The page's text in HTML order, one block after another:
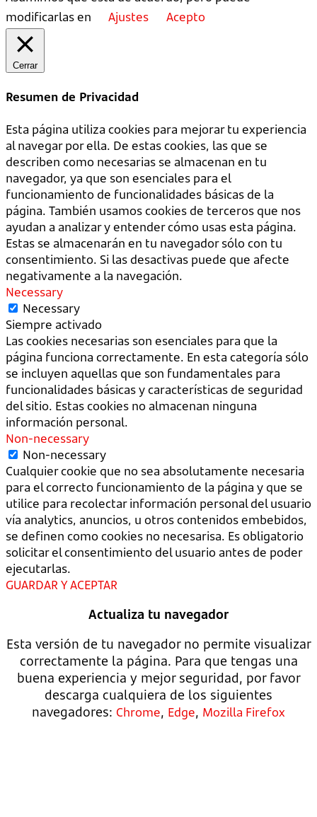
modificarlas en
Ajustes Acepto
Cerrar
Resumen de Privacidad
Esta página utiliza cookies para mejorar tu experiencia
al navegar por ella. De estas cookies, las que se
describen como necesarias se almacenan en tu
navegador, ya que son esenciales para el
funcionamiento de funcionalidades básicas de la
página. También usamos cookies de terceros que nos
ayudan a analizar y entender cómo usas esta página.
Estas se almacenarán en tu navegador sólo con tu
consentimiento. Si las desactivas puede que afecte
negativamente a la navegación.
Necessary
Necessary
Siempre activado
Las cookies necesarias son esenciales para que la
página funciona correctamente. En esta categoría sólo
se incluyen aquellas que son fundamentales para
funcionalidades básicas y características de seguridad
del sitio. Estas cookies no almacenan ninguna
información personal.
Non-necessary
Non-necessary
Cualquier cookie que no sea absolutamente necesaria
para el correcto funcionamiento de la página y que se
utilice para recolectar información personal del usuario
vía analytics, anuncios, u otros contenidos embebidos,
se definen como cookies no necesarisa. Es obligatorio
solicitar el consentimiento del usuario antes de poder
ejecutarlas.
GUARDAR Y ACEPTAR
Actualiza tu navegador
Esta versión de tu navegador no permite visualizar
correctamente la página. Para que tengas una
buena experiencia y mejor seguridad, por favor
descarga cualquiera de los siguientes
navegadores: Chrome, Edge, Mozilla Firefox